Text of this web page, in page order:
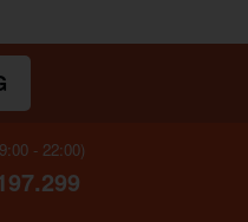
- 22:00)